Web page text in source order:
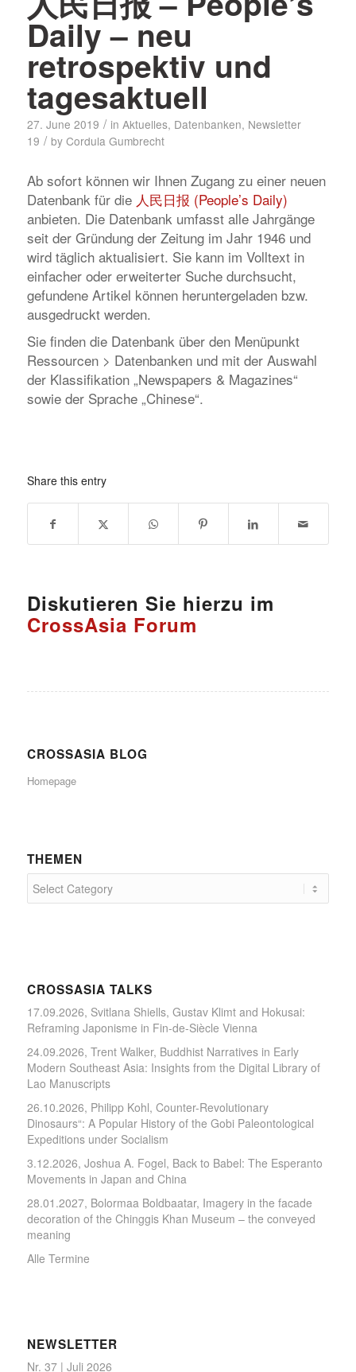
Daily – neu
retrospektiv und
tagesaktuell
27. June 2019 / in Aktuelles, Datenbanken, Newsletter
19 / by Cordula Gumbrecht
Ab sofort können wir Ihnen Zugang zu einer neuen
Datenbank für die 人民日报 (People’s Daily)
anbieten. Die Datenbank umfasst alle Jahrgänge
seit der Gründung der Zeitung im Jahr 1946 und
wird täglich aktualisiert. Sie kann im Volltext in
einfacher oder erweiterter Suche durchsucht,
gefundene Artikel können heruntergeladen bzw.
ausgedruckt werden.
Sie finden die Datenbank über den Menüpunkt
Ressourcen > Datenbanken und mit der Auswahl
der Klassifikation „Newspapers & Magazines“
sowie der Sprache „Chinese“.
Share this entry
Diskutieren Sie hierzu im
CrossAsia Forum
CROSSASIA BLOG
Homepage
THEMEN
CROSSASIA TALKS
17.09.2026, Svitlana Shiells, Gustav Klimt and Hokusai:
Reframing Japonisme in Fin-de-Siècle Vienna
24.09.2026, Trent Walker, Buddhist Narratives in Early
Modern Southeast Asia: Insights from the Digital Library of
Lao Manuscripts
26.10.2026, Philipp Kohl, Counter-Revolutionary
Dinosaurs“: A Popular History of the Gobi Paleontological
Expeditions under Socialism
3.12.2026, Joshua A. Fogel, Back to Babel: The Esperanto
Movements in Japan and China
28.01.2027, Bolormaa Boldbaatar, Imagery in the facade
decoration of the Chinggis Khan Museum – the conveyed
meaning
Alle Termine
NEWSLETTER
Nr. 37 | Juli 2026